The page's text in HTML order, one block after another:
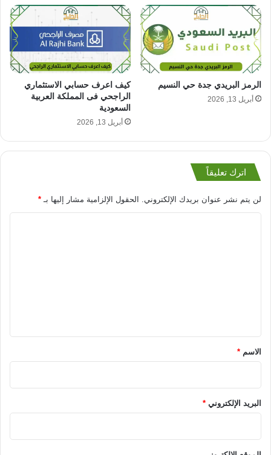
الرمز البريدي جدة حي النسيم
أبريل 13, 2026
كيف اعرف حسابي الاستثماري
الراجحي فى المملكة العربية
السعودية
أبريل 13, 2026
اترك تعليقاً
لن يتم نشر عنوان بريدك الإلكتروني. الحقول الإلزامية مشار إليها بـ *
*الاسم *
البريد الإلكتروني *